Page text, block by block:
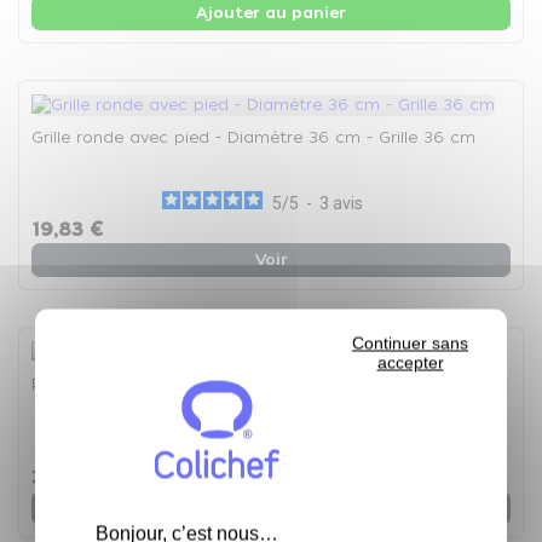
Bonjour, c’est nous…
Continuer sans
accepter
Ajouter au panier
Grille ronde avec pied - Diamètre 36 cm - Grille 36 cm
5/5 - 3 avis
19,83 €
Voir
Plaque anti-adhésive - GN 1/1 - Plaque anti-adhésive
5
37,69 €